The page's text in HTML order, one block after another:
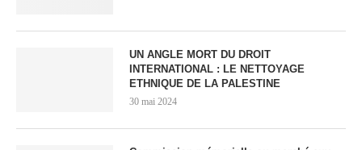
UN ANGLE MORT DU DROIT
INTERNATIONAL : LE NETTOYAGE
ETHNIQUE DE LA PALESTINE
30 mai 2024